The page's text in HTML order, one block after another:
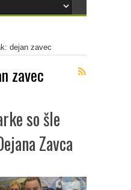
dejan zavec
zavec
so šle
Zavca